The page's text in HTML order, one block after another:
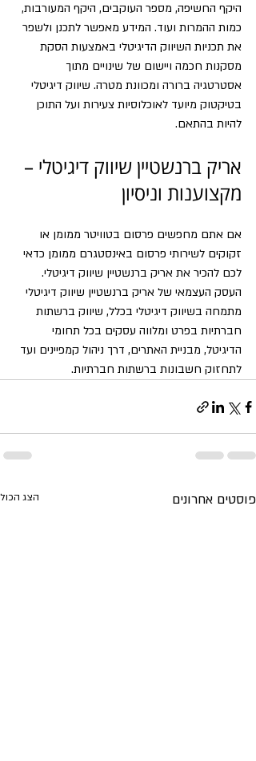
היקף החשיפה, מספר העוקבים, היקף המעורבות,
כמות ההמרות ועוד. המידע מאפשר לתכנן ולשפר
את תכניות השיווק הדיגיטלי באמצעות הסקת
מסקנות חכמה ויישום של שינויים מתוך
אסטרטגיה ברורה ומכוונת מטרה. שיווק דיגיטלי
בטיקטוק מיועד לאוכלוסיות צעירות ועל התוכן
להיות בהתאם.
אריק ברנשטיין שיווק דיגיטלי –
מקצוענות וניסיון
אם אתם מחפשים פרסום בטוויטר ממומן או
זקוקים לשירותי פרסום באינסטגרם ממומן כדאי
לכם להכיר את אריק ברנשטיין שיווק דיגיטלי.
העסק העצמאי של אריק ברנשטיין שיווק דיגיטלי
מתמחה בשיווק דיגיטלי בכלל, שיווק ברשתות
חברתיות בפרט ומלווה עסקים בכל תחומי
הדיגיטל, מבניית האתרים, דרך ניהול קמפיינים ועד
לתחזוק חשבונות ברשתות חברתיות.
פוסטים אחרונים הצג הכול